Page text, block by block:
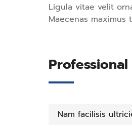
Ligula vitae velit
Maecenas
Nam facilisis